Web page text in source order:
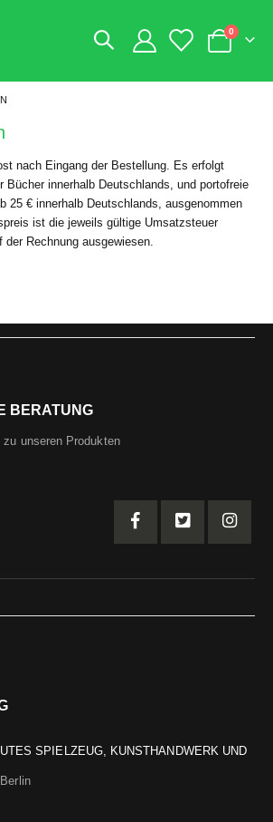
Warenkorb
0 Artikel
nach Eingang der Bestellung. Es erfolgt
Bücher innerhalb Deutschlands, und portofreie
25 € innerhalb Deutschlands, ausgenommen
ist die jeweils gültige Umsatzsteuer
Rechnung ausgewiesen.
BERATUNG
unseren Produkten
SPIELZEUG, KUNSTHANDWERK UND